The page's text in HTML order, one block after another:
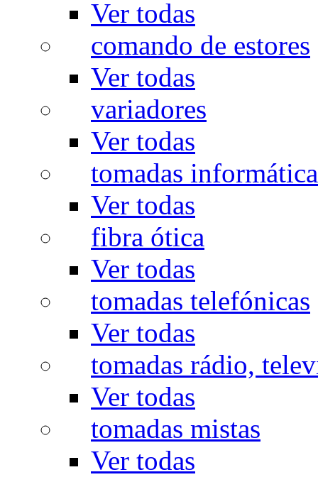
Ver todas
comando de estores
Ver todas
variadores
Ver todas
tomadas
Ver todas
fibra ótica
Ver todas
tomadas telefónicas
Ver todas
tomadas rádio,
Ver todas
tomadas mistas
Ver todas